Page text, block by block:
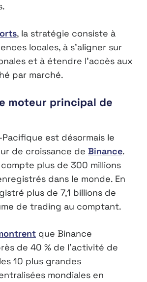
, la stratégie consiste à
locales, à s’aligner sur
et à étendre l’accès aux
par marché.
le moteur principal de
est désormais le
de croissance de Binance.
plus de 300 millions
dans le monde. En
plus de 7,1 billions de
de trading au comptant.
que Binance
de 40 % de l’activité de
10 plus grandes
mondiales en